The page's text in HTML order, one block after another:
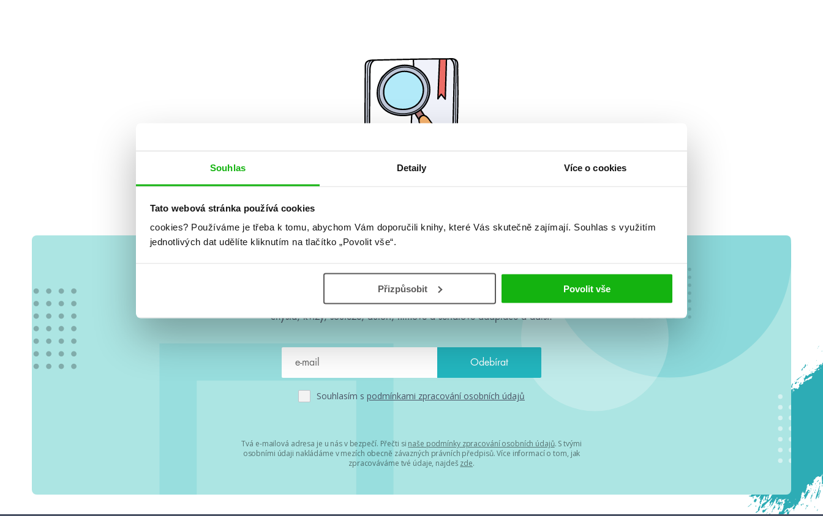
Souhlas Detaily Více o cookies
Tato webová stránka používá cookies
cookies? Používáme je třeba k tomu, abychom Vám doporučili knihy, které Vás skutečně zajímají. Souhlas s využitím
jednotlivých dat udělíte kliknutím na tlačítko „Povolit vše“.
Přizpůsobit Povolit vše
#HumbookNews
Vše kolem #youngadult každý měsíc rovnou do mailu! Nové knihy, co se
chystá, kvízy, soutěže, autoři, filmové a seriálové adaptace a další.
Souhlasím s podmínkami zpracování osobních údajů
Tvá e-mailová adresa je u nás v bezpečí. Přečti si naše podmínky zpracování osobních údajů. S tvými
osobními údaji nakládáme v mezích obecně závazných právních předpisů. Více informací o tom, jak
zpracováváme tvé údaje, najdeš zde.